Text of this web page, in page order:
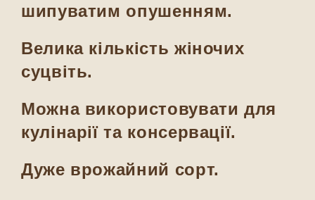
шипуватим опушенням.
Велика кількість жіночих
суцвіть.
Можна використовувати для
кулінарії та консервації.
Дуже врожайний сорт.